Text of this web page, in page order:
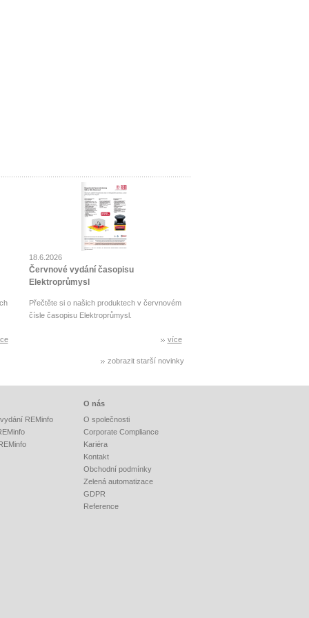
18.6.2026
Červnové vydání časopisu
Elektroprůmysl
Přečtěte si o našich produktech v červnovém
čísle časopisu Elektroprůmysl.
více
zobrazit starší novinky
REMinfo
O nás
O společnosti
Corporate Compliance
Kariéra
Kontakt
Obchodní podmínky
Zelená automatizace
GDPR
Reference